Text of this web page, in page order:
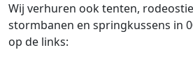
Wij verhuren ook tenten,
stormbanen en springkussens in
op de links: